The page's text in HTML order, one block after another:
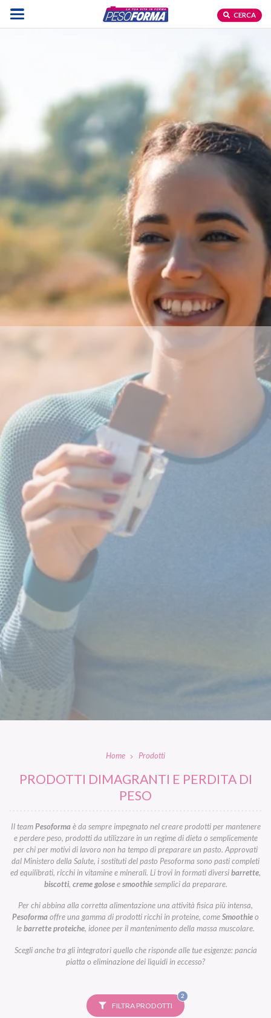
CERCA
Home Prodotti
PRODOTTI DIMAGRANTI E PERDITA DI
PESO
Il teamPesoformaè da sempre impegnato nel creare prodotti per mantenere
e perdere peso, prodotti da utilizzare in un regime di dieta o semplicemente
per chi per motivi di lavoro non ha tempo di preparare un pasto. Approvati
dal Ministero della Salute, i sostituti del pasto Pesoforma sono pasti completi
ed equilibrati, ricchi in vitamine e minerali. Li trovi in formati diversibarrette,
biscotti, creme goloseesmoothiesemplici da preparare.
Per chi abbina alla corretta alimentazione una attività fisica più intensa,
Pesoformaoffre una gamma di prodotti ricchi in proteine, comeSmoothieo
lebarrette proteiche, idonee per il mantenimento della massa muscolare.
Scegli anche tra gli integratori quello che risponde alle tue esigenze: pancia
piatta o eliminazione dei liquidi in eccesso?
FILTRA PRODOTTI
2FILTRI
SELEZIONATI